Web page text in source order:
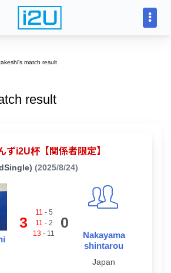
match result
result
ずi2U杯【関係者限定】
(2025/8/24)
3
11 - 5
11 - 2
13 - 11
0
Nakayama
shintarou
Japan